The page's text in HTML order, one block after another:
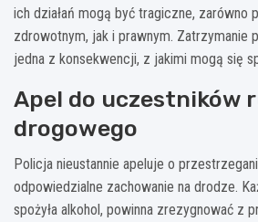
ich działań mogą być tragiczne, zarówno
zdrowotnym, jak i prawnym. Zatrzymanie
jedna z konsekwencji, z jakimi mogą się
Apel do uczestników
drogowego
Policja nieustannie apeluje o
odpowiedzialne zachowanie na drodze.
spożyła alkohol, powinna zrezygnować z